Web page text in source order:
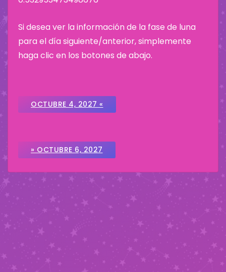
Si desea ver la información de la fase de luna
para el día siguiente/anterior, simplemente
haga clic en los botones de abajo.
OCTUBRE 4, 2027 «
» OCTUBRE 6, 2027